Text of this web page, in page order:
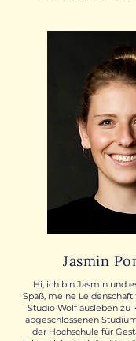
Jasmin
Hi, ich bin Jasmin und
Spaß, meine
Studio Wolf ausleben
abgeschlossenen
der Hochschule für